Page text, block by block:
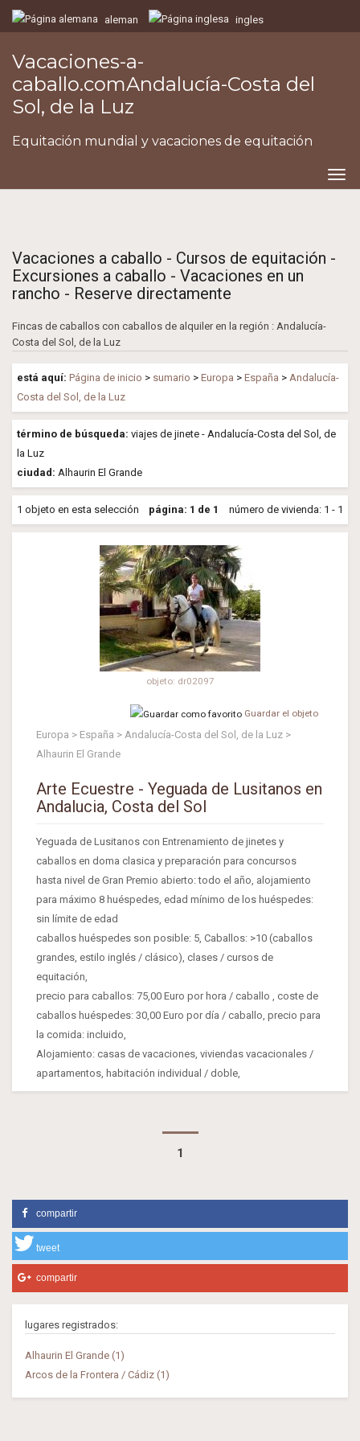
aleman ingles
Vacaciones-a-
caballo.comAndalucía-Costa del
Sol, de la Luz
Equitación mundial y vacaciones de equitación
Vacaciones a caballo - Cursos de equitación -
Excursiones a caballo - Vacaciones en un
rancho - Reserve directamente
Fincas de caballos con caballos de alquiler en la región : Andalucía-
Costa del Sol, de la Luz
está aquí: Página de inicio > sumario > Europa > España > Andalucía-
Costa del Sol, de la Luz
término de búsqueda: viajes de jinete - Andalucía-Costa del Sol, de
la Luz
ciudad: Alhaurin El Grande
1 objeto en esta selección página: 1 de 1 número de vivienda: 1 - 1
objeto: dr02097
Guardar el objeto
Europa > España > Andalucía-Costa del Sol, de la Luz >
Alhaurin El Grande
Arte Ecuestre - Yeguada de Lusitanos en
Andalucia, Costa del Sol
Yeguada de Lusitanos con Entrenamiento de jinetes y
caballos en doma clasica y preparación para concursos
hasta nivel de Gran Premio abierto: todo el año, alojamiento
para máximo 8 huéspedes, edad mínimo de los huéspedes:
sin límite de edad
caballos huéspedes son posible: 5, Caballos: >10 (caballos
grandes, estilo inglés / clásico), clases / cursos de
equitación,
precio para caballos: 75,00 Euro por hora / caballo , coste de
caballos huéspedes: 30,00 Euro por día / caballo, precio para
la comida: incluido,
Alojamiento: casas de vacaciones, viviendas vacacionales /
apartamentos, habitación individual / doble,
1
compartir
tweet
compartir
lugares registrados:
Alhaurin El Grande (1)
Arcos de la Frontera / Cádiz (1)